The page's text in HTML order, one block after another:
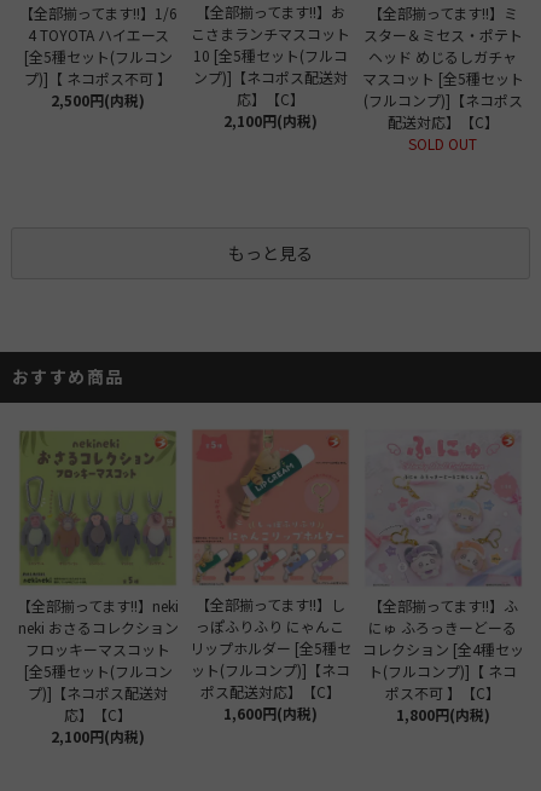
【全部揃ってます!!】1/6
4 TOYOTA ハイエース
[全5種セット(フルコン
プ)]【 ネコポス不可 】
2,500円(内税)
【全部揃ってます!!】お
こさまランチマスコット
10 [全5種セット(フルコ
ンプ)]【ネコポス配送対
応】【C】
2,100円(内税)
【全部揃ってます!!】ミ
スター＆ミセス・ポテト
ヘッド めじるしガチャ
マスコット [全5種セット
(フルコンプ)]【ネコポス
配送対応】【C】
SOLD OUT
もっと見る
おすすめ商品
【全部揃ってます!!】neki
neki おさるコレクション
フロッキーマスコット
[全5種セット(フルコン
プ)]【ネコポス配送対
応】【C】
2,100円(内税)
【全部揃ってます!!】し
っぽふりふり にゃんこ
リップホルダー [全5種セ
ット(フルコンプ)]【ネコ
ポス配送対応】【C】
1,600円(内税)
【全部揃ってます!!】ふ
にゅ ふろっきーどーる
コレクション [全4種セッ
ト(フルコンプ)]【 ネコ
ポス不可 】【C】
1,800円(内税)